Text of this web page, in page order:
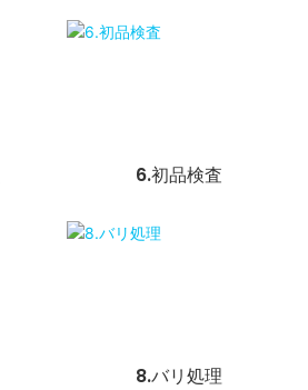
6.初品検査
8.バリ処理